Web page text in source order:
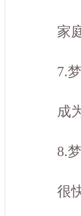
家庭
7.梦
成为
8.梦
很快